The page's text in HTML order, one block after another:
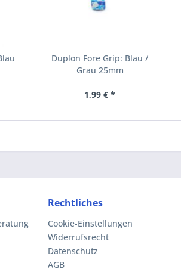
Duplon Fore Grip: Blau /
Grau 25mm
1,99 € *
Rechtliches
Cookie-Einstellungen
Widerrufsrecht
Datenschutz
AGB